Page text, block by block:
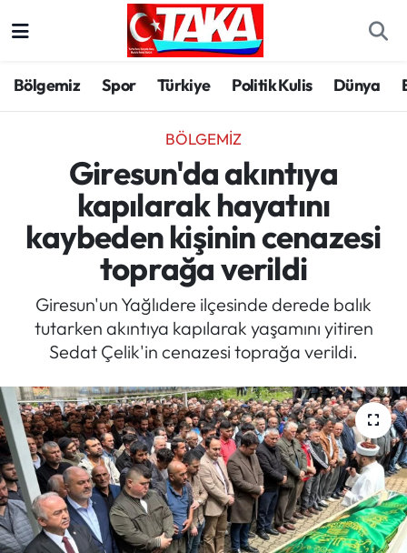
Bölgemiz Spor Türkiye Politik Kulis Dünya
BÖLGEMIZ
Giresun'da akıntıya
kapılarak hayatını
kaybeden kişinin cenazesi
toprağa verildi
Giresun'un Yağlıdere ilçesinde derede balık
tutarken akıntıya kapılarak yaşamını yitiren
Sedat Çelik'in cenazesi toprağa verildi.
Spor
Türkiye
Kültür/Sanat
Politika
Politik Kulis
Dünya
Magazin
Mektup Galeri
Röportaj
Manşet
Trabzon Hava Durumu
Trabzon Trafik Yoğunluk Haritası
Süper Lig Puan Durumu ve Fikstür
Tüm Manşetler
Son Dakika Haberleri
Haber Arşivi